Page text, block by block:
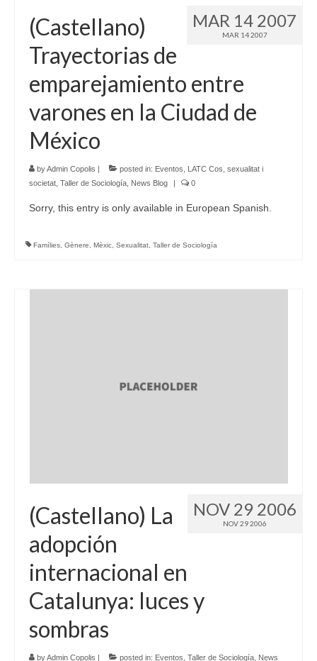
MAR 14 2007
MAR 14 2007
(Castellano)
Trayectorias de
emparejamiento entre
varones en la Ciudad de
México
byAdmin Copolis posted in: Eventos
LATC Cos, sexualitat i
societat Taller de Sociología News Blog 0
Sorry, this entry is only available in European Spanish.
Famílies, Gènere, Mèxic, Sexualitat, Taller de Sociología
NOV 29 2006
NOV 29 2006
(Castellano) La
adopción
internacional en
Catalunya: luces y
sombras
byAdmin Copolis | posted in: Eventos Taller de Sociología News